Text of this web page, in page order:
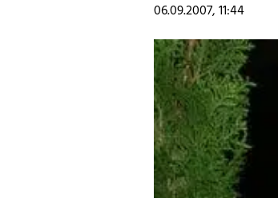
06.09.2007, 11:44